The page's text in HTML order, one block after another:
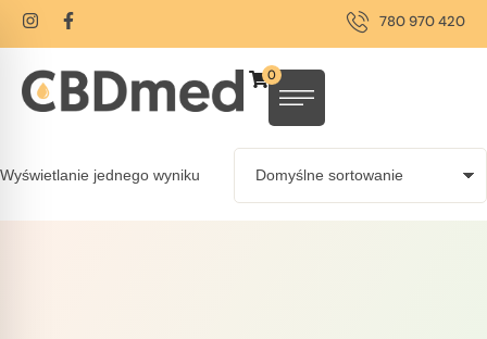
780 970 420
0
Wyświetlanie jednego wyniku